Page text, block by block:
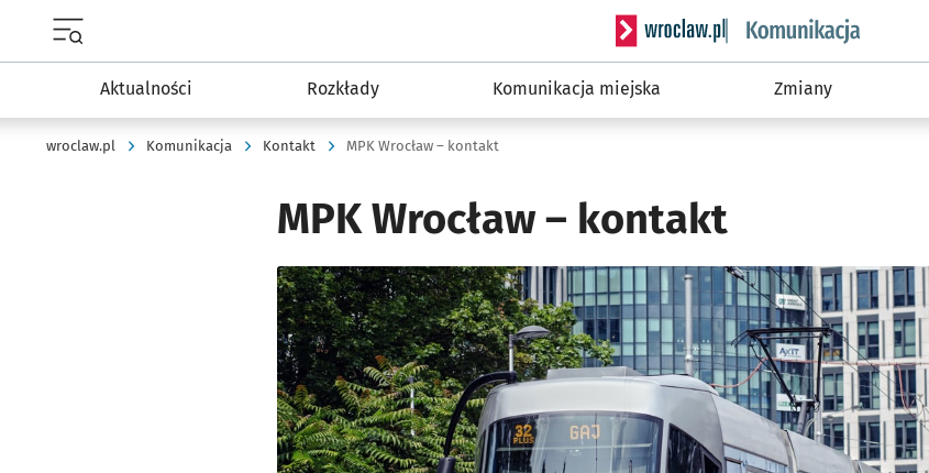
Serwis informacyjny wroclaw.pl
Aktualności Rozkłady Komunikacja miejska Zmiany
wroclaw.pl Komunikacja Kontakt MPK Wrocław – kontakt
MPK Wrocław – kontakt
Kliknij, aby powiększyć